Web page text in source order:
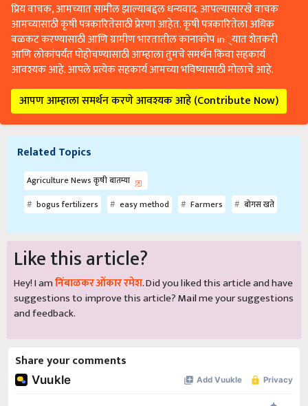
प्रिय वाचक, आमच्यात सामील झाल्याबद्दल धन्यवाद. आपल्यासारखे वाचक
आमच्यासाठी कृषी पत्रकारितेसाठी प्रेरणा आहेत. कृषी पत्रकारितेला अधिक
बळकट करण्यासाठी आणि ग्रामीण भारतातील कानाकोप in्यात शेतकरी
आणि लोकांपर्यंत पोहोचण्यासाठी आम्हाला तुमचे समर्थन किंवा सहकार्य
आवश्यक आहे. आपले प्रत्येक सहकार्य आमच्या भविष्यासाठी मोलाचे आहे.
आपण आम्हाला समर्थन करणे आवश्यक आहे (Contribute Now)
Related Topics
Agriculture News कृषी बातम्या
bogus fertilizers
easy method Farmers बोगस खते
Like this article?
Hey! I amनिंबाळकर ओंकार रमेश. Did you liked this article and have
suggestions to improve this article?Mailme your suggestions
and feedback.
Share your comments